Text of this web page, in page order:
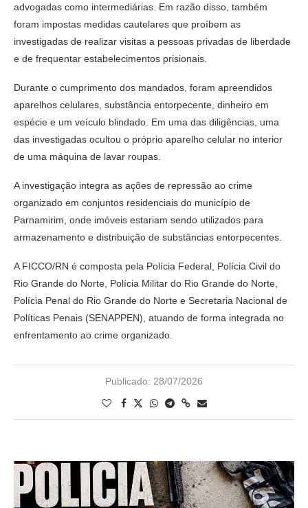
advogadas como intermediárias. Em razão disso, também
foram impostas medidas cautelares que proíbem as
investigadas de realizar visitas a pessoas privadas de liberdade
e de frequentar estabelecimentos prisionais.
Durante o cumprimento dos mandados, foram apreendidos
aparelhos celulares, substância entorpecente, dinheiro em
espécie e um veículo blindado. Em uma das diligências, uma
das investigadas ocultou o próprio aparelho celular no interior
de uma máquina de lavar roupas.
A investigação integra as ações de repressão ao crime
organizado em conjuntos residenciais do município de
Parnamirim, onde imóveis estariam sendo utilizados para
armazenamento e distribuição de substâncias entorpecentes.
A FICCO/RN é composta pela Polícia Federal, Polícia Civil do
Rio Grande do Norte, Polícia Militar do Rio Grande do Norte,
Polícia Penal do Rio Grande do Norte e Secretaria Nacional de
Políticas Penais (SENAPPEN), atuando de forma integrada no
enfrentamento ao crime organizado.
Publicado: 28/07/2026